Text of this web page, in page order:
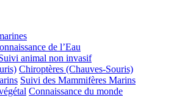
de l’Eau
animal non invasif
Chiroptères (Chauves-Souris)
Suivi des Mammifères Marins
Connaissance du monde